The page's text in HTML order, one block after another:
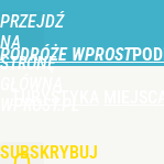
PRZEJDŹ
NA
STRONĘ
PODRÓŻE WPROST
SUBSKRYBUJ